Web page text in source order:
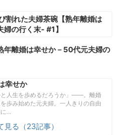
割れた夫婦茶碗【熟年離婚は
の行く末- #1】
離婚は幸せか－50代元夫婦の
幸せか
と人生を歩めるだろうか」――。離婚
歩み始めた元夫婦。一人きりの自由
に…
見る（23記事）